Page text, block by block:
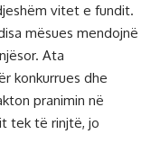
vitet e fundit.
mësues mendojnë
Ata
konkurrues dhe
pranimin në
tek të rinjtë, jo